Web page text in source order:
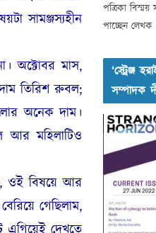
সামঞ্জস্যহীন
অক্টোবর মাস,
তিরিশ রুবল;
অনেক দাম।
আর মহিলাটিও
ওই বিষয়ে আর
গেছিলাম,
পত্রিকা
পাচ্ছেন
‘স্ট্রেঞ্জ
সম্পাদক